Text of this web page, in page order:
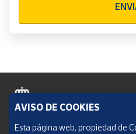
Política de cookies
AVISO DE COOKIES
Esta página web, propiedad de